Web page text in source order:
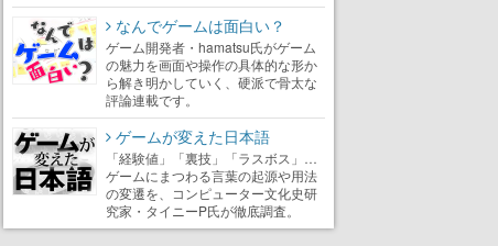
なんでゲームは面白い？
ゲーム開発者・hamatsu氏がゲーム
の魅力を画面や操作の具体的な形か
ら解き明かしていく、硬派で骨太な
評論連載です。
ゲームが変えた日本語
「経験値」「裏技」「ラスボス」…
ゲームにまつわる言葉の起源や用法
の変遷を、コンピューター文化史研
究家・タイニーP氏が徹底調査。